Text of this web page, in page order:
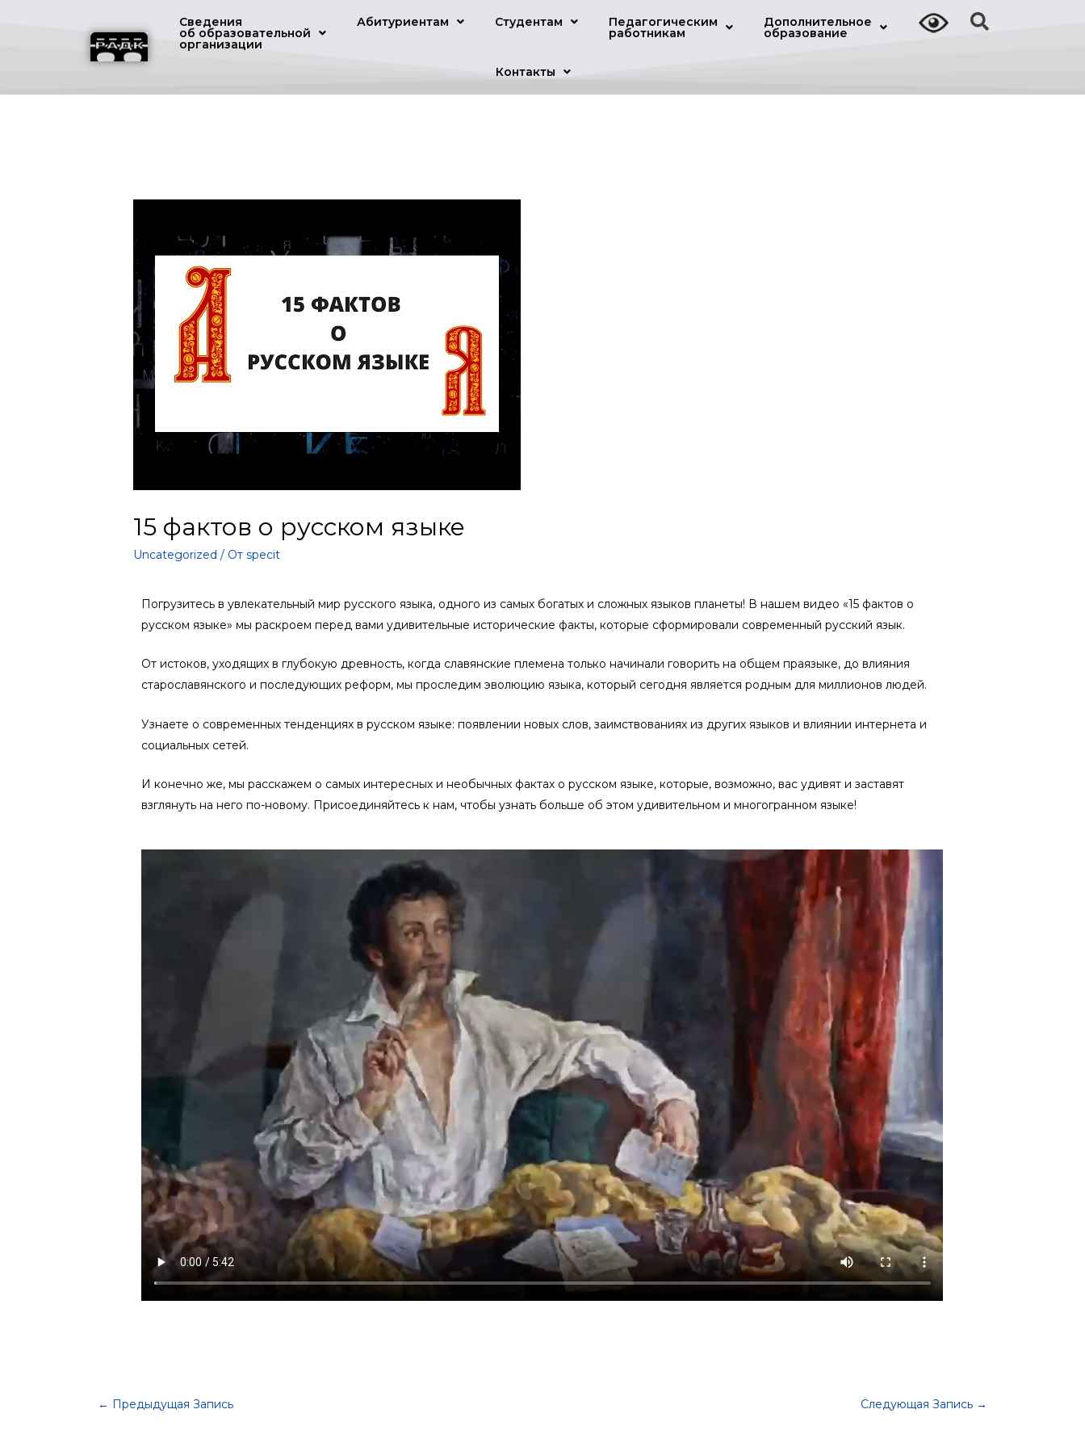
Сведения
об образовательной
организации
Абитуриентам Студентам Педагогическим
работникам
Дополнительное
образование
Контакты
15 фактов о русском языке
Uncategorized / От specit
Погрузитесь в увлекательный мир русского языка, одного из самых богатых и сложных языков планеты! В нашем видео «15 фактов о
русском языке» мы раскроем перед вами удивительные исторические факты, которые сформировали современный русский язык.
От истоков, уходящих в глубокую древность, когда славянские племена только начинали говорить на общем праязыке, до влияния
старославянского и последующих реформ, мы проследим эволюцию языка, который сегодня является родным для миллионов людей.
Узнаете о современных тенденциях в русском языке: появлении новых слов, заимствованиях из других языков и влиянии интернета и
социальных сетей.
И конечно же, мы расскажем о самых интересных и необычных фактах о русском языке, которые, возможно, вас удивят и заставят
взглянуть на него по-новому. Присоединяйтесь к нам, чтобы узнать больше об этом удивительном и многогранном языке!
← Предыдущая Запись Следующая Запись →